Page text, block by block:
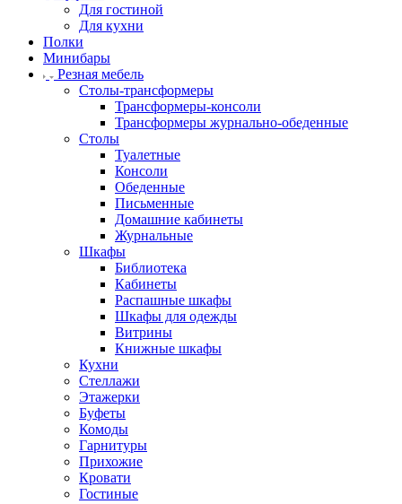
Для гостиной
Для кухни
Полки
Минибары
Резная мебель
Столы-трансформеры
Трансформеры-консоли
Трансформеры журнально-обеденные
Столы
Туалетные
Консоли
Обеденные
Письменные
Домашние кабинеты
Журнальные
Шкафы
Библиотека
Кабинеты
Распашные шкафы
Шкафы для одежды
Витрины
Книжные шкафы
Кухни
Стеллажи
Этажерки
Буфеты
Комоды
Гарнитуры
Прихожие
Кровати
Гостиные